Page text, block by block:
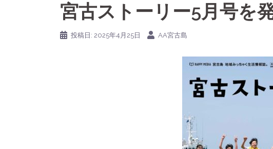
宮古ストーリー5月号を
投稿日: 2025年4月25日 AA宮古島